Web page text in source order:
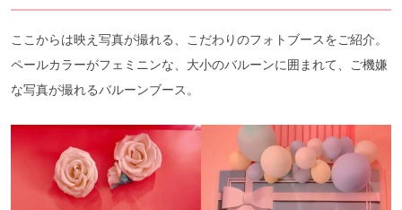
ここからは映え写真が撮れる、こだわりのフォトブースをご紹介。
ペールカラーがフェミニンな、大小のバルーンに囲まれて、ご機嫌
な写真が撮れるバルーンブース。